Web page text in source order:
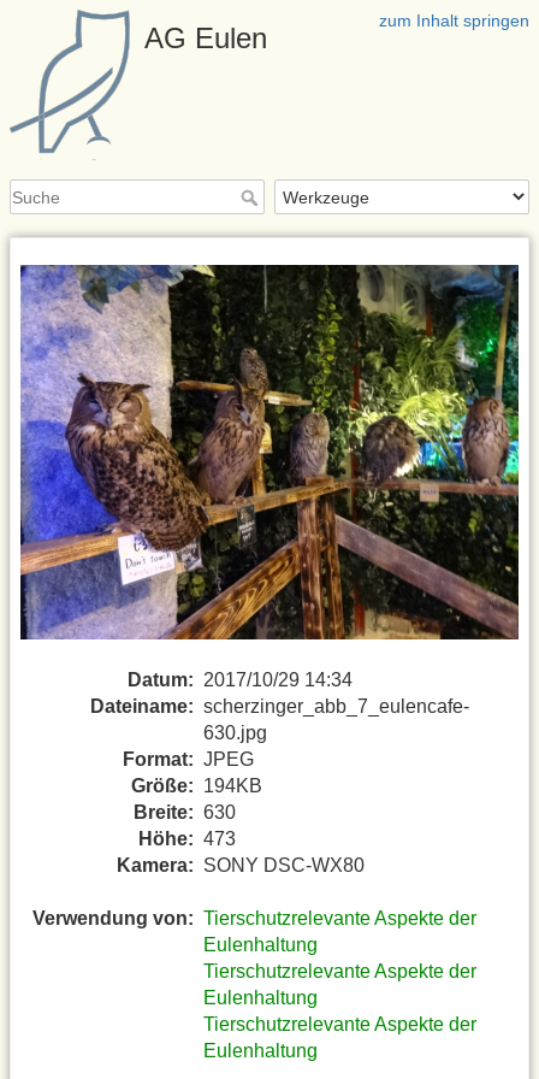
zum Inhalt springen
AG Eulen
Datum: 2017/10/29 14:34
Dateiname: scherzinger_abb_7_eulencafe-
630.jpg
Format: JPEG
Größe: 194KB
Breite: 630
Höhe: 473
Kamera: SONY DSC-WX80
Verwendung von: Tierschutzrelevante Aspekte der
Eulenhaltung
Tierschutzrelevante Aspekte der
Eulenhaltung
Tierschutzrelevante Aspekte der
Eulenhaltung